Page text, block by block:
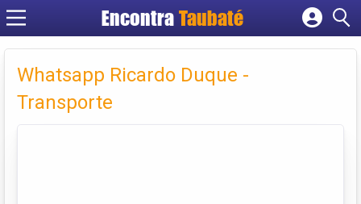
EncontraTaubaté
Cadastrar empresa
Criar conta
Whatsapp Ricardo Duque -
Transporte